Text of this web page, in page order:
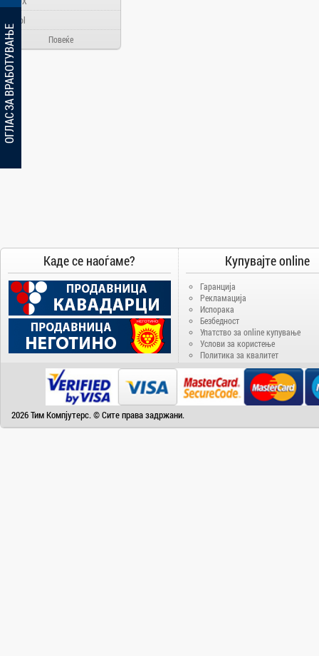
Ainol
Alcatel
Allview
Aloha Day
AMD
AOC
Apache
BenQ
Blackview
Bosch
Broadlink
Camry
Повеќе
ОГЛАС ЗА ВРАБОТУВАЊЕ
Каде се наоѓаме? Купувајте online
Гаранција
Рекламација
Испорака
Безбедност
Упатство за online купување
Услови за користење
Политика за квалитет
2026 Тим Компјутерс. © Сите права задржани.